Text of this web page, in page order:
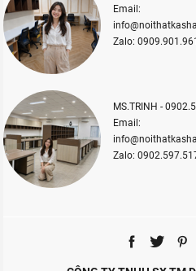
Email:
Zalo: 0909.901.961
MS.TRINH -
Email:
Zalo: